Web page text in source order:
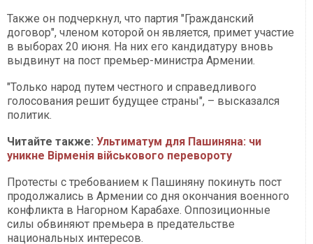
Также он подчеркнул, что партия "Гражданский
договор", членом которой он является, примет участие
в выборах 20 июня. На них его кандидатуру вновь
выдвинут на пост премьер-министра Армении.
"Только народ путем честного и справедливого
голосования решит будущее страны", – высказался
политик.
Читайте также: Ультиматум для Пашиняна: чи
уникне Вірменія військового перевороту
Протесты с требованием к Пашиняну покинуть пост
продолжались в Армении со дня окончания военного
конфликта в Нагорном Карабахе. Оппозиционные
силы обвиняют премьера в предательстве
национальных интересов.